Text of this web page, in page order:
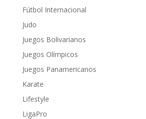
Fútbol Internacional
Judo
Juegos Bolivarianos
Juegos Olímpicos
Juegos Panamericanos
Karate
Lifestyle
LigaPro